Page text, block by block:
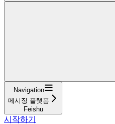
Navigation
메시징 플랫폼
Feishu
시작하기